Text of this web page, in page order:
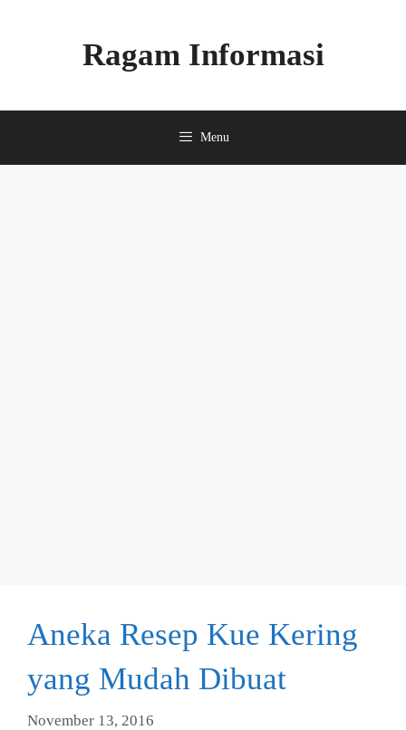
Ragam Informasi
Menu
Aneka Resep Kue Kering
yang Mudah Dibuat
November 13, 2016